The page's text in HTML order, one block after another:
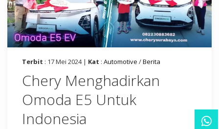
Terbit : 17 Mei 2024 | Kat : Automotive /Berita
Chery Menghadirkan
Omoda E5 Untuk
Indonesia